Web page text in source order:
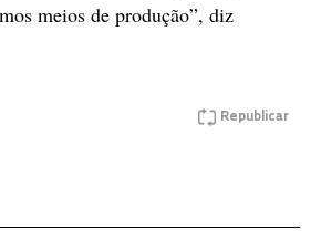
meios de produção”, diz
Republicar